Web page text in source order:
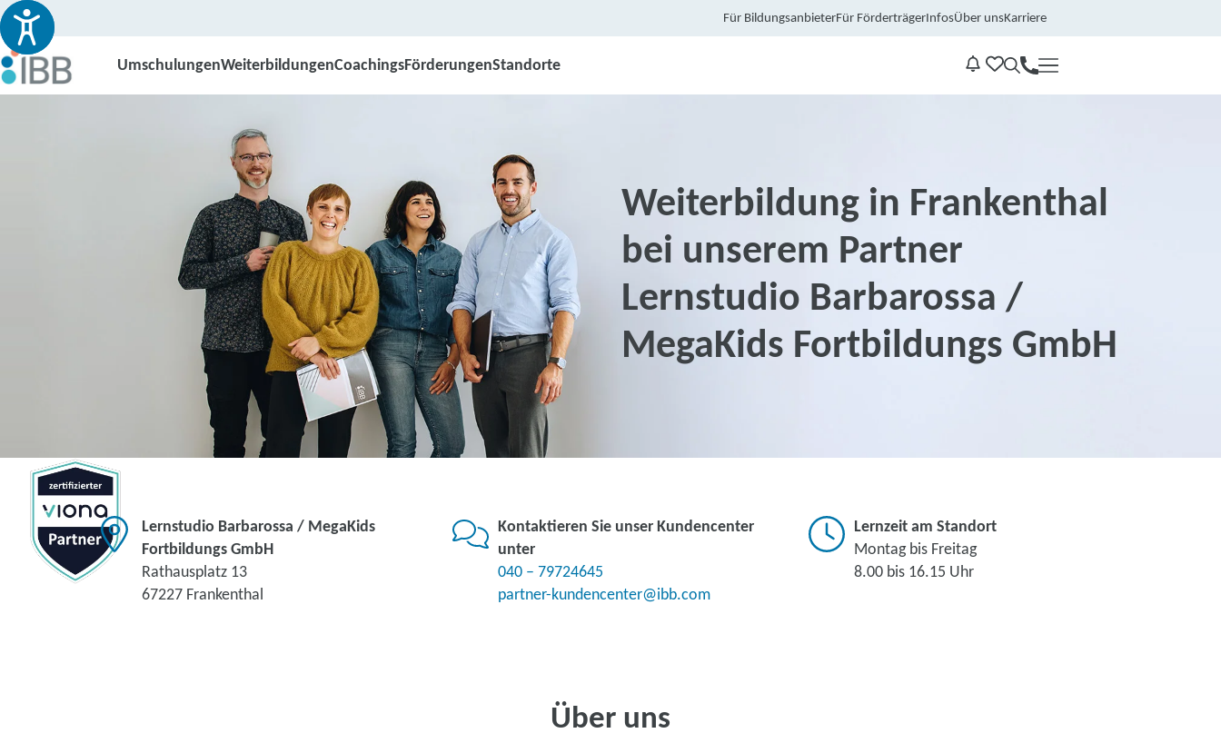
Für BildungsanbieterFür FörderträgerInfosÜber unsKarriere
UmschulungenWeiterbildungenCoachingsFörderungenStandorte
Kontakt
Weiterbildung in Frankenthal
bei unserem Partner
Lernstudio Barbarossa /
MegaKids Fortbildungs GmbH
Lernstudio Barbarossa / MegaKids
Fortbildungs GmbH
Rathausplatz 13
67227 Frankenthal
Kontaktieren Sie unser Kundencenter
unter
040 – 79724645
partner-kundencenter@ibb.com
Lernzeit am Standort
Montag bis Freitag
8.00 bis 16.15 Uhr
Über uns